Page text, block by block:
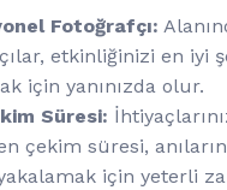
Fotoğrafçı:
etkinliğinizi en iyi
için yanınızda olur.
Süresi:
çekim süresi,
için yeterli